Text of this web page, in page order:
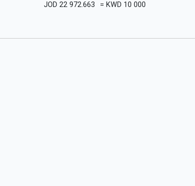
10 000
KWD
=
22 972.663
JOD